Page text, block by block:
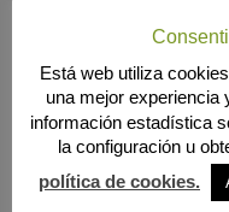
9:00 pm
10:00 pm
Está web utiliza
una mejor experiencia
información estadística
la configuración u
política de cookies.